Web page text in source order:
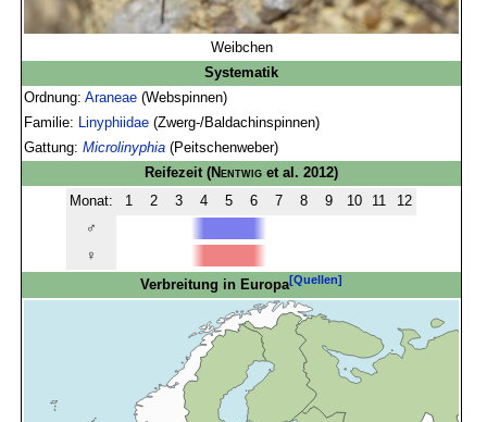
Weibchen
Systematik
Ordnung:Araneae (Webspinnen)
Familie:
Linyphiidae (Zwerg-/Baldachinspinnen)
Gattung:Microlinyphia (Peitschenweber)
Reifezeit(Nentwig et al. 2012)
Monat:
1 2 3 4 5 6 7 8 9 10 11
12
♂
♀
Verbreitung in Europa[Quellen]